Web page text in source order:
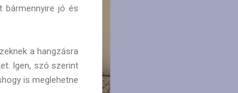
bármennyire jó és
a hangzásra
Igen, szó szerint
is meglehetne